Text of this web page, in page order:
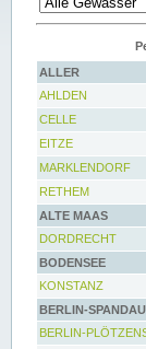
ALLER
AHLDEN
CELLE
EITZE
MARKLENDORF
RETHEM
ALTE MAAS
DORDRECHT
BODENSEE
KONSTANZ
BERLIN-
BERLIN-